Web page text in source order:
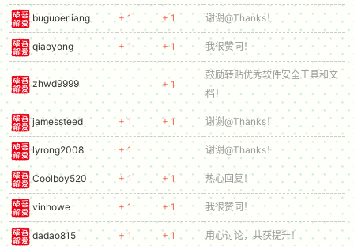
buguoerliang + 1 + 1 谢谢@Thanks！
qiaoyong + 1 + 1 我很赞同！
zhwd9999 + 1
鼓励转贴优秀软件安全工具和文
档！
jamessteed + 1 + 1 谢谢@Thanks！
lyrong2008 + 1 谢谢@Thanks！
Coolboy520 + 1 + 1 热心回复！
vinhowe + 1 + 1 我很赞同！
dadao815 + 1 + 1 用心讨论，共获提升！